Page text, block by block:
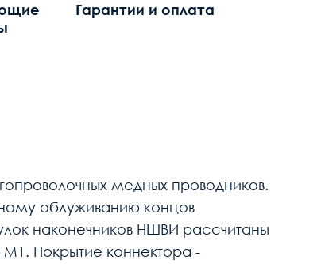
Гарантии и оплата
медных проводников.
облуживанию концов
наконечников НШВИ рассчитаны
Покрытие коннектора -